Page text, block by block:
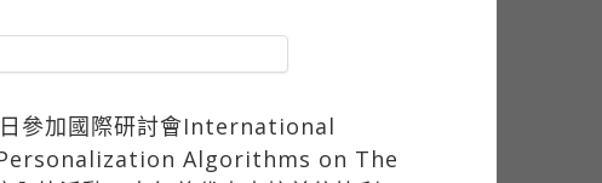
日參加國際研討會International
Personalization Algorithms on The